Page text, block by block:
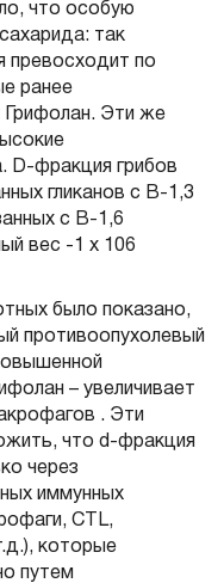
что особую
так
превосходит по
ранее
Грифолан. Эти же
D-фракция грибов
гликанов с В-1,3
с В-1,6
вес -1 х 106
было показано,
противоопухолевый
– увеличивает
. Эти
что d-фракция
через
иммунных
CTL,
которые
путем